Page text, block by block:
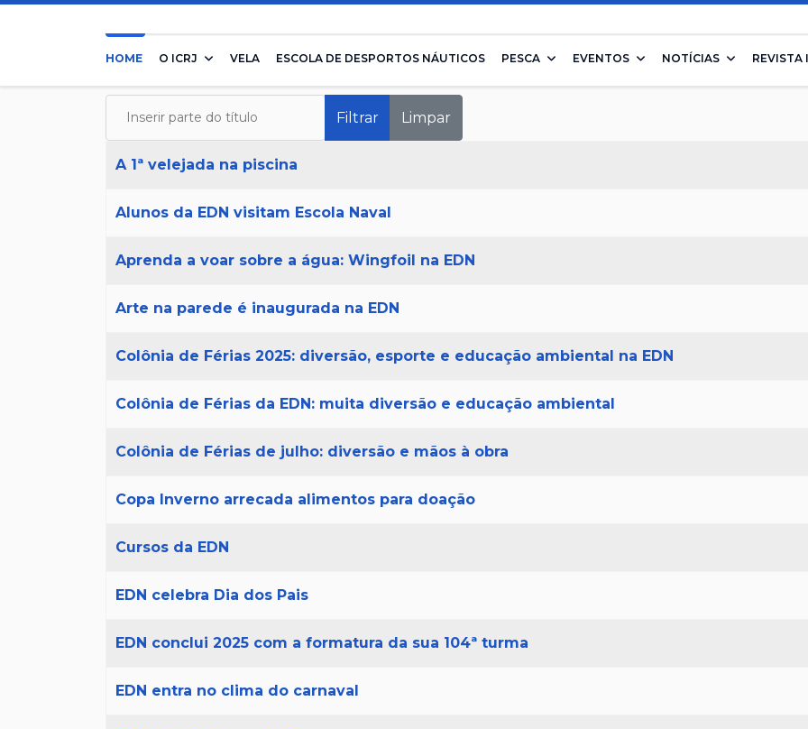
HOME O ICRJ VELA ESCOLA DE DESPORTOS NÁUTICOS PESCA EVENTOS NOTÍCIAS REVISTA
Inserir parte do título
Filtrar Limpar
Título
A 1ª velejada na piscina
Alunos da EDN visitam Escola Naval
Aprenda a voar sobre a água: Wingfoil na EDN
Arte na parede é inaugurada na EDN
Colônia de Férias 2025: diversão, esporte e educação ambiental na EDN
Colônia de Férias da EDN: muita diversão e educação ambiental
Colônia de Férias de julho: diversão e mãos à obra
Copa Inverno arrecada alimentos para doação
Cursos da EDN
EDN celebra Dia dos Pais
EDN conclui 2025 com a formatura da sua 104ª turma
EDN entra no clima do carnaval